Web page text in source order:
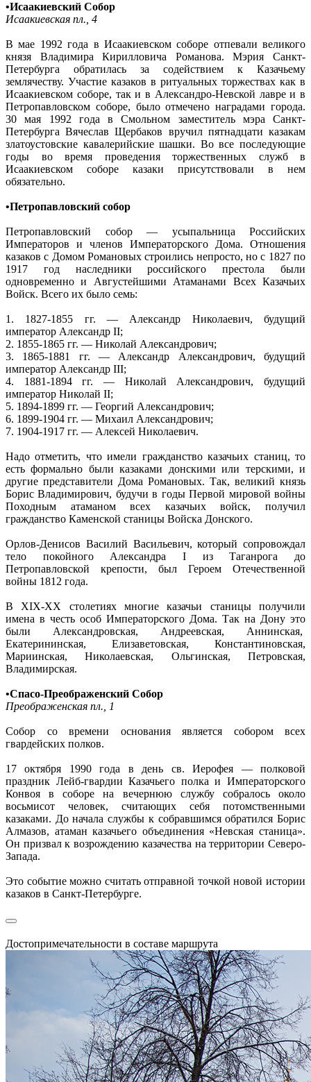
•Исаакиевский Собор
Исаакиевская пл., 4
В мае 1992 года в Исаакиевском соборе отпевали великого
князя Владимира Кирилловича Романова. Мэрия Санкт-
Петербурга обратилась за содействием к Казачьему
землячеству. Участие казаков в ритуальных торжествах как в
Исаакиевском соборе, так и в Александро-Невской лавре и в
Петропавловском соборе, было отмечено наградами города.
30 мая 1992 года в Смольном заместитель мэра Санкт-
Петербурга Вячеслав Щербаков вручил пятнадцати казакам
златоустовские кавалерийские шашки. Во все последующие
годы во время проведения торжественных служб в
Исаакиевском соборе казаки присутствовали в нем
обязательно.
•Петропавловский собор
Петропавловский собор — усыпальница Российских
Императоров и членов Императорского Дома. Отношения
казаков с Домом Романовых строились непросто, но с 1827 по
1917 год наследники российского престола были
одновременно и Августейшими Атаманами Всех Казачьих
Войск. Всего их было семь:
1. 1827-1855 гг. — Александр Николаевич, будущий
император Александр II;
2. 1855-1865 гг. — Николай Александрович;
3. 1865-1881 гг. — Александр Александрович, будущий
император Александр III;
4. 1881-1894 гг. — Николай Александрович, будущий
император Николай II;
5. 1894-1899 гг. — Георгий Александрович;
6. 1899-1904 гг. — Михаил Александрович;
7. 1904-1917 гг. — Алексей Николаевич.
Надо отметить, что имели гражданство казачьих станиц, то
есть формально были казаками донскими или терскими, и
другие представители Дома Романовых. Так, великий князь
Борис Владимирович, будучи в годы Первой мировой войны
Походным атаманом всех казачьих войск, получил
гражданство Каменской станицы Войска Донского.
Орлов-Денисов Василий Васильевич, который сопровождал
тело покойного Александра I из Таганрога до
Петропавловской крепости, был Героем Отечественной
войны 1812 года.
В XIX-XX столетиях многие казачьи станицы получили
имена в честь особ Императорского Дома. Так на Дону это
были Александровская, Андреевская, Аннинская,
Екатерининская, Елизаветовская, Константиновская,
Мариинская, Николаевская, Ольгинская, Петровская,
Владимирская.
•Спасо-Преображенский Собор
Преображенская пл., 1
Собор со времени основания является собором всех
гвардейских полков.
17 октября 1990 года в день св. Иерофея — полковой
праздник Лейб-гвардии Казачьего полка и Императорского
Конвоя в соборе на вечернюю службу собралось около
восьмисот человек, считающих себя потомственными
казаками. До начала службы к собравшимся обратился Борис
Алмазов, атаман казачьего объединения «Невская станица».
Он призвал к возрождению казачества на территории Северо-
Запада.
Это событие можно считать отправной точкой новой истории
казаков в Санкт-Петербурге.
Достопримечательности в составе маршрута